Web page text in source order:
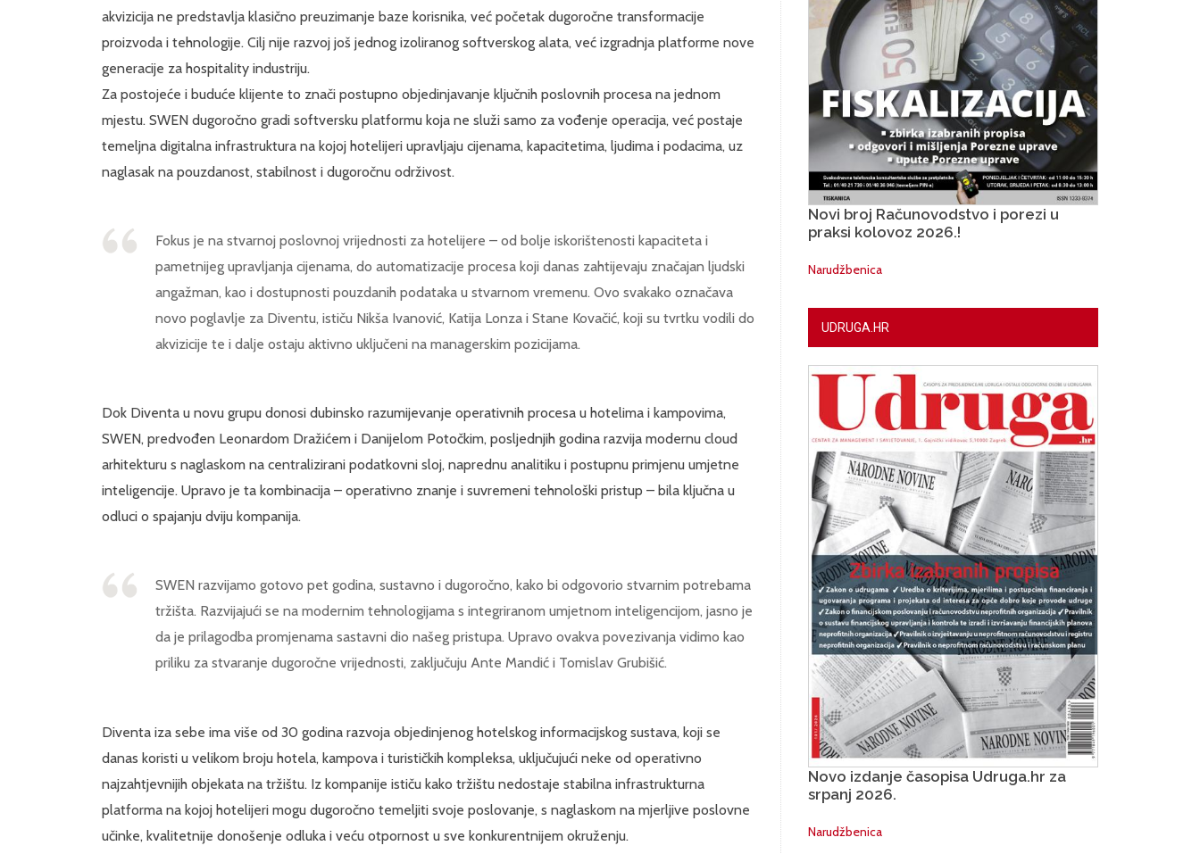
akvizicija ne predstavlja klasično preuzimanje baze korisnika, već početak dugoročne transformacije
proizvoda i tehnologije. Cilj nije razvoj još jednog izoliranog softverskog alata, već izgradnja platforme nove
generacije za hospitality industriju.
Za postojeće i buduće klijente to znači postupno objedinjavanje ključnih poslovnih procesa na jednom
mjestu. SWEN dugoročno gradi softversku platformu koja ne služi samo za vođenje operacija, već postaje
temeljna digitalna infrastruktura na kojoj hotelijeri upravljaju cijenama, kapacitetima, ljudima i podacima, uz
naglasak na pouzdanost, stabilnost i dugoročnu održivost.
Fokus je na stvarnoj poslovnoj vrijednosti za hotelijere – od bolje iskorištenosti kapaciteta i
pametnijeg upravljanja cijenama, do automatizacije procesa koji danas zahtijevaju značajan ljudski
angažman, kao i dostupnosti pouzdanih podataka u stvarnom vremenu. Ovo svakako označava
novo poglavlje za Diventu, ističu Nikša Ivanović, Katija Lonza i Stane Kovačić, koji su tvrtku vodili do
akvizicije te i dalje ostaju aktivno uključeni na managerskim pozicijama.
Dok Diventa u novu grupu donosi dubinsko razumijevanje operativnih procesa u hotelima i kampovima,
SWEN, predvođen Leonardom Dražićem i Danijelom Potočkim, posljednjih godina razvija modernu cloud
arhitekturu s naglaskom na centralizirani podatkovni sloj, naprednu analitiku i postupnu primjenu umjetne
inteligencije. Upravo je ta kombinacija – operativno znanje i suvremeni tehnološki pristup – bila ključna u
odluci o spajanju dviju kompanija.
SWEN razvijamo gotovo pet godina, sustavno i dugoročno, kako bi odgovorio stvarnim potrebama
tržišta. Razvijajući se na modernim tehnologijama s integriranom umjetnom inteligencijom, jasno je
da je prilagodba promjenama sastavni dio našeg pristupa. Upravo ovakva povezivanja vidimo kao
priliku za stvaranje dugoročne vrijednosti, zaključuju Ante Mandić i Tomislav Grubišić.
Diventa iza sebe ima više od 30 godina razvoja objedinjenog hotelskog informacijskog sustava, koji se
danas koristi u velikom broju hotela, kampova i turističkih kompleksa, uključujući neke od operativno
najzahtjevnijih objekata na tržištu. Iz kompanije ističu kako tržištu nedostaje stabilna infrastrukturna
platforma na kojoj hotelijeri mogu dugoročno temeljiti svoje poslovanje, s naglaskom na mjerljive poslovne
učinke, kvalitetnije donošenje odluka i veću otpornost u sve konkurentnijem okruženju.
Novi broj Računovodstvo i porezi u
praksi kolovoz 2026.!
Narudžbenica
UDRUGA.HR
Novo izdanje časopisa Udruga.hr za
srpanj 2026.
Narudžbenica